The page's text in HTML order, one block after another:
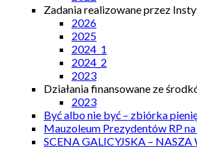
Zadania realizowane przez
2026
2025
2024_1
2024_2
2023
Działania finansowane ze
2023
Być albo nie być – zbiórka
Mauzoleum Prezydentów RP
SCENA GALICYJSKA –